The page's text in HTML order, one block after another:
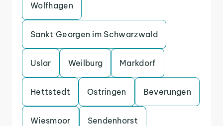
Wolfhagen
Sankt Georgen im Schwarzwald
Uslar Weilburg Markdorf
Hettstedt Ostringen Beverungen
Wiesmoor Sendenhorst